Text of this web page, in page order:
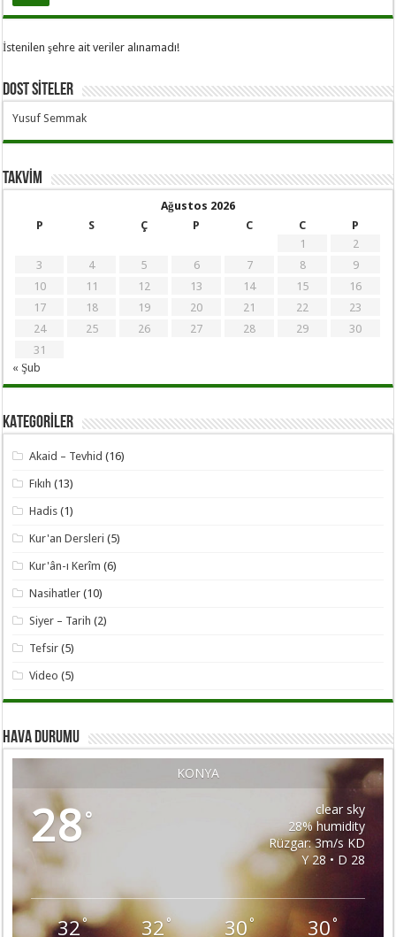
İstenilen şehre ait veriler alınamadı!
DOST SİTELER
Yusuf Semmak
TAKVİM
Ağustos 2026
P
S Ç P C C
P
1
2
3
4 5 6 7 8
9
10
11 12 13 14 15
16
17
18 19 20 21 22
23
24
25 26 27 28 29
30
31
« Şub
KATEGORİLER
Akaid – Tevhid (16)
Fıkıh (13)
Hadis (1)
Kur'an Dersleri (5)
Kur'ân-ı Kerîm (6)
Nasihatler (10)
Siyer – Tarih (2)
Tefsir (5)
Video (5)
HAVA DURUMU
KONYA
28°
clear sky
28% humidity
Rüzgar: 3m/s KD
Y 28 • D 28
32° 32° 30 ° 30°